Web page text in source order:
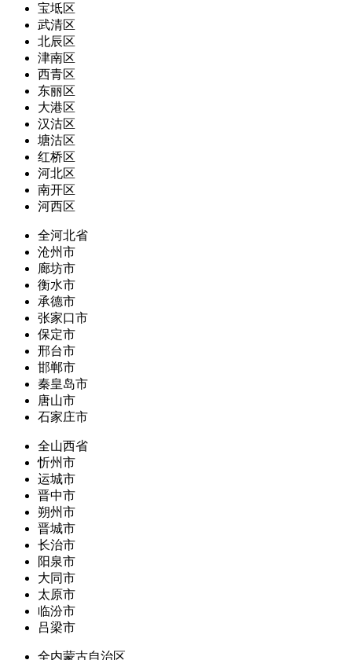
宝坻区
武清区
北辰区
津南区
西青区
东丽区
大港区
汉沽区
塘沽区
红桥区
河北区
南开区
河西区
全河北省
沧州市
廊坊市
衡水市
承德市
张家口市
保定市
邢台市
邯郸市
秦皇岛市
唐山市
石家庄市
全山西省
忻州市
运城市
晋中市
朔州市
晋城市
长治市
阳泉市
大同市
太原市
临汾市
吕梁市
全内蒙古自治区